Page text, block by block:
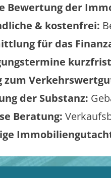
Bewertung der
& kostenfrei:
für das
zum
der Substanz:
Beratung: